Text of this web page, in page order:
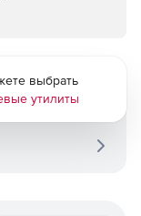
выбрать
утилиты